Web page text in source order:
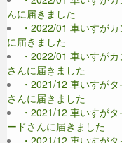
んに届きました
・2022/01 車いすが
に届きました
・2022/01 車いすが
さんに届きました
・2021/12 車いすが
さんに届きました
・2021/12 車いすが
ードさんに届きました
・2021/12 車いすが